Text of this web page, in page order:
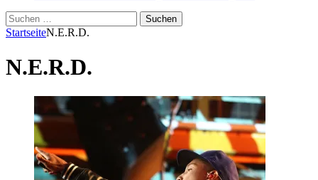
Suchen
nach:
StartseiteN.E.R.D.
N.E.R.D.